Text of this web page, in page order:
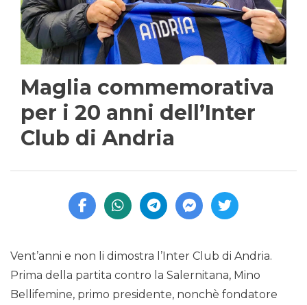
Maglia commemorativa
per i 20 anni dell’Inter
Club di Andria
Vent’anni e non li dimostra l’Inter Club di Andria.
Prima della partita contro la Salernitana, Mino
Bellifemine, primo presidente, nonchè fondatore